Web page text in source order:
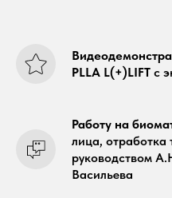
PLLA L(+)LIFT с
Работу на
лица, отработка
руководством
Васильева